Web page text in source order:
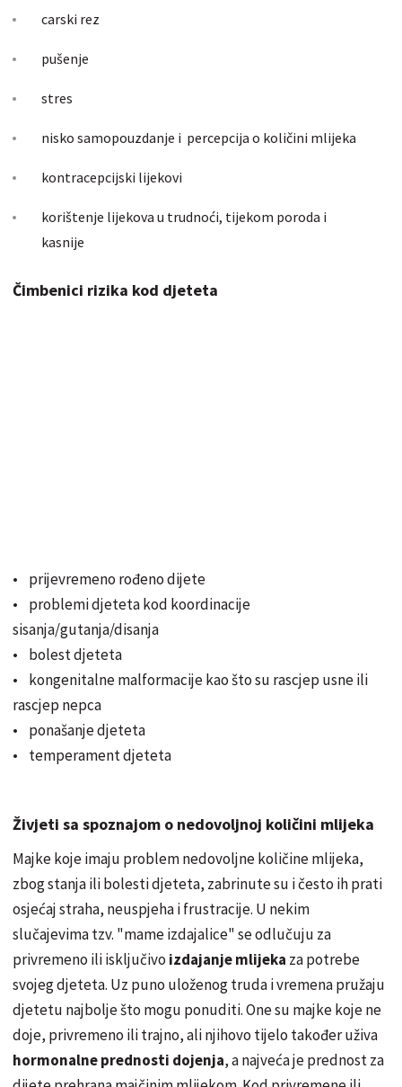
carski rez
pušenje
stres
nisko samopouzdanje i percepcija o količini mlijeka
kontracepcijski lijekovi
korištenje lijekova u trudnoći, tijekom poroda i
kasnije
Čimbenici rizika kod djeteta
• prijevremeno rođeno dijete
• problemi djeteta kod koordinacije
sisanja/gutanja/disanja
• bolest djeteta
• kongenitalne malformacije kao što su rascjep usne ili
rascjep nepca
• ponašanje djeteta
• temperament djeteta
Živjeti sa spoznajom o nedovoljnoj količini mlijeka
Majke koje imaju problem nedovoljne količine mlijeka,
zbog stanja ili bolesti djeteta, zabrinute su i često ih prati
osjećaj straha, neuspjeha i frustracije. U nekim
slučajevima tzv. "mame izdajalice" se odlučuju za
privremeno ili isključivo izdajanje mlijeka za potrebe
svojeg djeteta. Uz puno uloženog truda i vremena pružaju
djetetu najbolje što mogu ponuditi. One su majke koje ne
doje, privremeno ili trajno, ali njihovo tijelo također uživa
hormonalne prednosti dojenja, a najveća je prednost za